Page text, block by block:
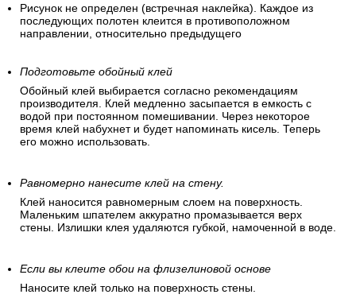
Рисунок не определен (встречная наклейка). Каждое из
последующих полотен клеится в противоположном
направлении, относительно предыдущего
Подготовьте обойный клей
Обойный клей выбирается согласно рекомендациям
производителя. Клей медленно засыпается в емкость с
водой при постоянном помешивании. Через некоторое
время клей набухнет и будет напоминать кисель. Теперь
его можно использовать.
Равномерно нанесите клей на стену.
Клей наносится равномерным слоем на поверхность.
Маленьким шпателем аккуратно промазывается верх
стены. Излишки клея удаляются губкой, намоченной в воде.
Если вы клеите обои на флизелиновой основе
Наносите клей только на поверхность стены.